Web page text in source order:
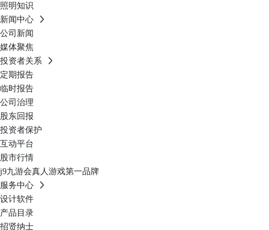
照明知识
新闻中心
公司新闻
媒体聚焦
投资者关系
定期报告
临时报告
公司治理
股东回报
投资者保护
互动平台
股市行情
j9九游会真人游戏第一品牌
服务中心
设计软件
产品目录
招贤纳士